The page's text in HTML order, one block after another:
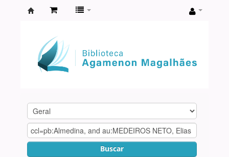
Agamenon
Magalhães
Buscar